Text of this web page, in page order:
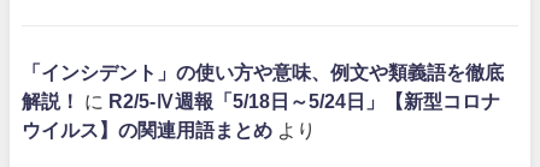
「インシデント」の使い方や意味、例文や類義語を徹底
解説！
に R2/5-Ⅳ週報「5/18日～5/24日」【新型コロナ
ウイルス】の関連用語まとめ より